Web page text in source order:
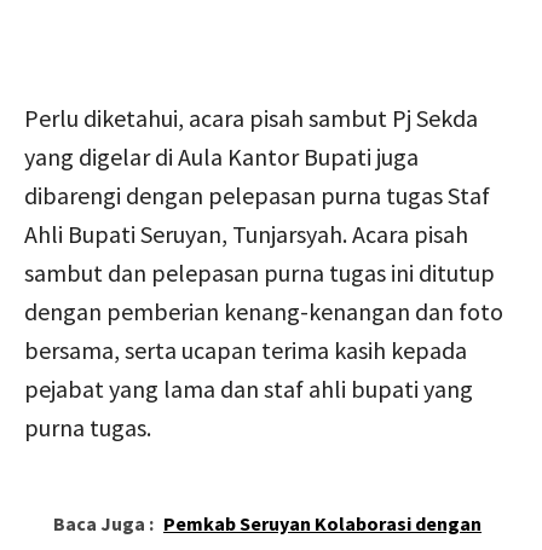
Perlu diketahui, acara pisah sambut Pj Sekda
yang digelar di Aula Kantor Bupati juga
dibarengi dengan pelepasan purna tugas Staf
Ahli Bupati Seruyan, Tunjarsyah. Acara pisah
sambut dan pelepasan purna tugas ini ditutup
dengan pemberian kenang-kenangan dan foto
bersama, serta ucapan terima kasih kepada
pejabat yang lama dan staf ahli bupati yang
purna tugas.
Baca Juga : Pemkab Seruyan Kolaborasi dengan